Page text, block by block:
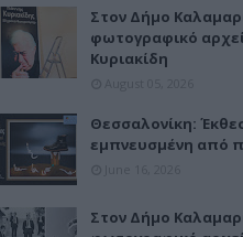
Στον Δήμο
φωτογραφικό
Κυριακίδη
Θεσσαλονίκη:
εμπνευσμένη από
Στον Δήμο